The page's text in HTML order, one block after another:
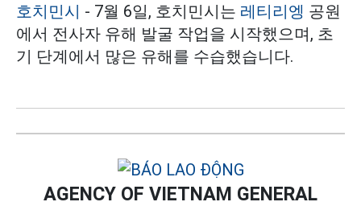
호치민시 - 7월 6일, 호치민시는 레티리엥 공원
에서 전사자 유해 발굴 작업을 시작했으며, 초
기 단계에서 많은 유해를 수습했습니다.
AGENCY OF VIETNAM GENERAL